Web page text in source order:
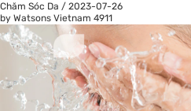
Chăm Sóc Da / 2023-07-26
by Watsons Vietnam 4911